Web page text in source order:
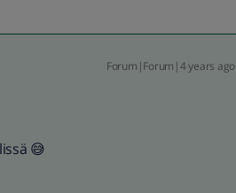
Forum|Forum|4 years ago
😅